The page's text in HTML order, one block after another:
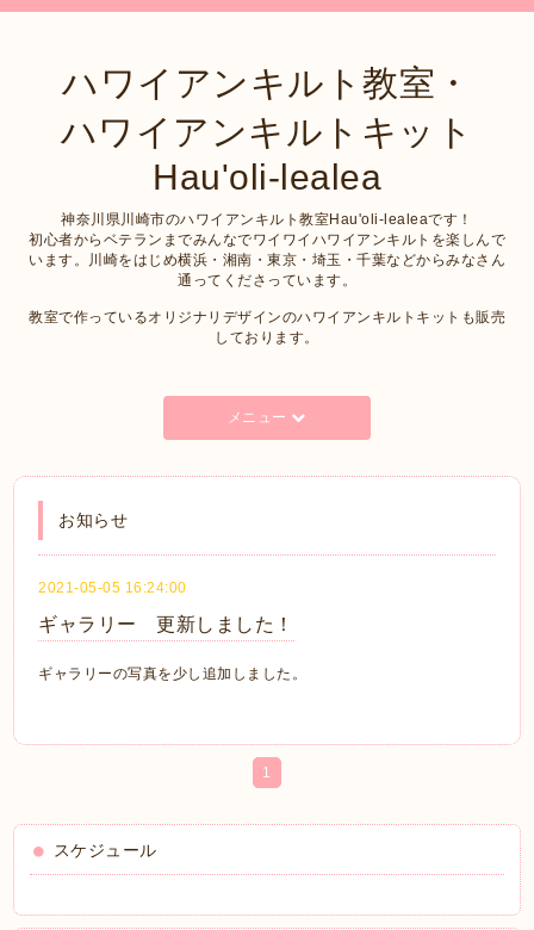
ハワイアンキルト教室・
ハワイアンキルトキット
Hau'oli-lealea
神奈川県川崎市のハワイアンキルト教室Hau'oli-lealeaです！
初心者からベテランまでみんなでワイワイハワイアンキルトを楽しんで
います。川崎をはじめ横浜・湘南・東京・埼玉・千葉などからみなさん
通ってくださっています。
教室で作っているオリジナリデザインのハワイアンキルトキットも販売
しております。
メニュー
お知らせ
2021-05-05 16:24:00
ギャラリー 更新しました！
ギャラリーの写真を少し追加しました。
1
スケジュール